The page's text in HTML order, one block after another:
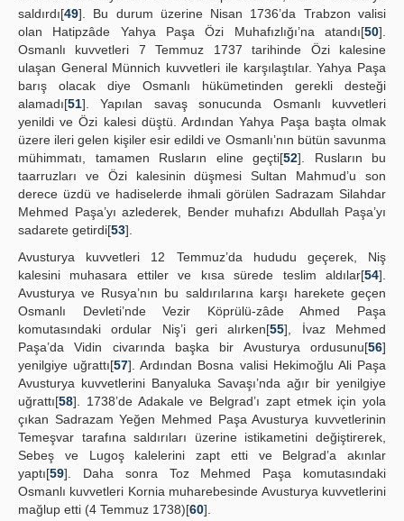
saldırdı[49]. Bu durum üzerine Nisan 1736’da Trabzon valisi
olan Hatipzâde Yahya Paşa Özi Muhafızlığı’na atandı[50].
Osmanlı kuvvetleri 7 Temmuz 1737 tarihinde Özi kalesine
ulaşan General Münnich kuvvetleri ile karşılaştılar. Yahya Paşa
barış olacak diye Osmanlı hükümetinden gerekli desteği
alamadı[51]. Yapılan savaş sonucunda Osmanlı kuvvetleri
yenildi ve Özi kalesi düştü. Ardından Yahya Paşa başta olmak
üzere ileri gelen kişiler esir edildi ve Osmanlı’nın bütün savunma
mühimmatı, tamamen Rusların eline geçti[52]. Rusların bu
taarruzları ve Özi kalesinin düşmesi Sultan Mahmud’u son
derece üzdü ve hadiselerde ihmali görülen Sadrazam Silahdar
Mehmed Paşa’yı azlederek, Bender muhafızı Abdullah Paşa’yı
sadarete getirdi[53].
Avusturya kuvvetleri 12 Temmuz’da hududu geçerek, Niş
kalesini muhasara ettiler ve kısa sürede teslim aldılar[54].
Avusturya ve Rusya’nın bu saldırılarına karşı harekete geçen
Osmanlı Devleti’nde Vezir Köprülü-zâde Ahmed Paşa
komutasındaki ordular Niş’i geri alırken[55], İvaz Mehmed
Paşa’da Vidin civarında başka bir Avusturya ordusunu[56]
yenilgiye uğrattı[57]. Ardından Bosna valisi Hekimoğlu Ali Paşa
Avusturya kuvvetlerini Banyaluka Savaşı’nda ağır bir yenilgiye
uğrattı[58]. 1738’de Adakale ve Belgrad’ı zapt etmek için yola
çıkan Sadrazam Yeğen Mehmed Paşa Avusturya kuvvetlerinin
Temeşvar tarafına saldırıları üzerine istikametini değiştirerek,
Sebeş ve Lugoş kalelerini zapt etti ve Belgrad’a akınlar
yaptı[59]. Daha sonra Toz Mehmed Paşa komutasındaki
Osmanlı kuvvetleri Kornia muharebesinde Avusturya kuvvetlerini
mağlup etti (4 Temmuz 1738)[60].